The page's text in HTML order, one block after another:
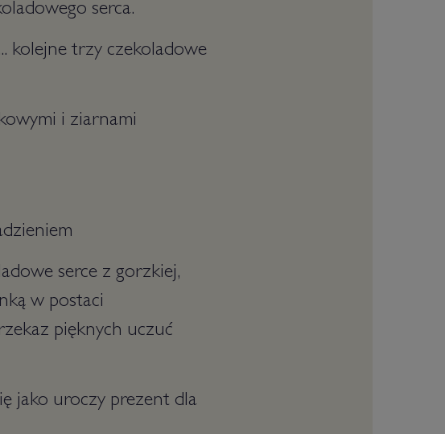
serca.
kolejne trzy czekoladowe
i ziarnami
serce z gorzkiej,
w postaci
pięknych uczuć
jako uroczy prezent dla